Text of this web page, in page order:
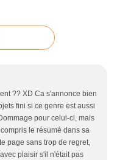
?? XD Ca s'annonce bien
fini si ce genre est aussi
pour celui-ci, mais
le résumé dans sa
page sans trop de regret,
plaisir s'il n'était pas